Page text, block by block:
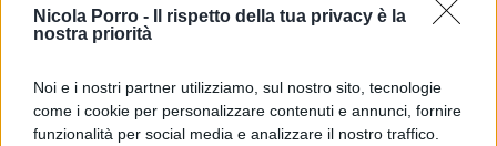
Nicola Porro -
Il rispetto della tua privacy è la
nostra priorità
Noi e i nostri partner utilizziamo, sul nostro sito, tecnologie
come i cookie per personalizzare contenuti e annunci, fornire
funzionalità per social media e analizzare il nostro traffico.
Soprintendenze nel caso di lavori “nelle case
popolari”, che così avrebbero potuto
avrebbero avuto 30 giorni per segnalare
irregolarità). “Io così non voto il Piano casa e